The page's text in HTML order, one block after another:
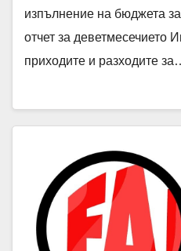
изпълнение на бюджета
отчет за деветмесечието
приходите и разходите